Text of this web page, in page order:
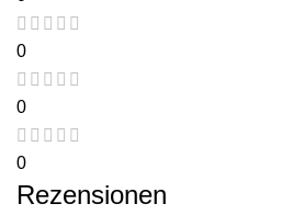
0
0
0
Rezensionen